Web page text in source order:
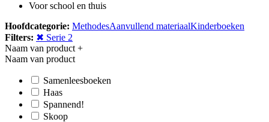
Voor school en thuis
Hoofdcategorie: MethodesAanvullend materiaalKinderboeken
Filters: ✖ Serie 2
Naam van product +
Naam van product
Samenleesboeken
Haas
Spannend!
Skoop